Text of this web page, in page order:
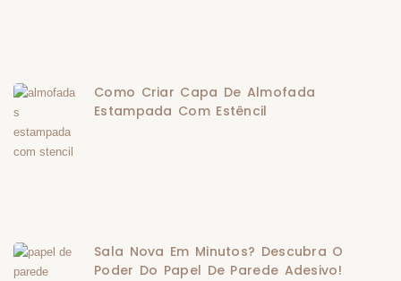
Como Criar Capa De Almofada
Estampada Com Estêncil
Sala Nova Em Minutos? Descubra O
Poder Do Papel De Parede Adesivo!